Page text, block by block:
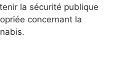
la sécurité publique
concernant la